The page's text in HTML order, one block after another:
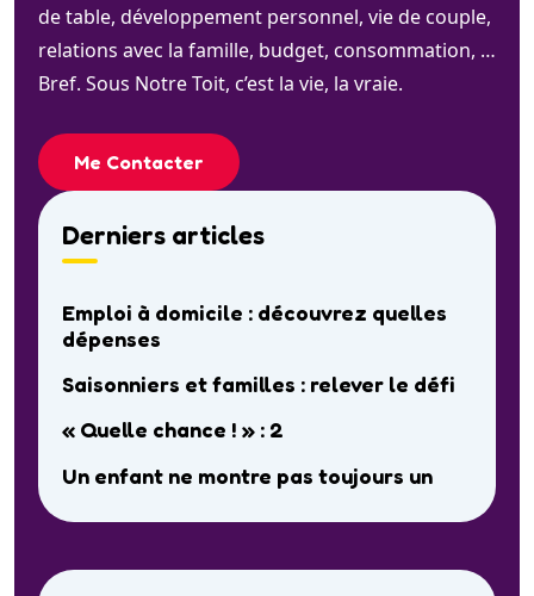
de table, développement personnel, vie de couple,
relations avec la famille, budget, consommation, …
Bref. Sous Notre Toit, c’est la vie, la vraie.
Me Contacter
Derniers articles
Emploi à domicile : découvrez quelles
dépenses
Saisonniers et familles : relever le défi
« Quelle chance ! » : 2
Un enfant ne montre pas toujours un